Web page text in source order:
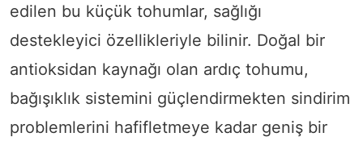
edilen bu küçük tohumlar, sağlığı
destekleyici özellikleriyle bilinir. Doğal bir
antioksidan kaynağı olan ardıç tohumu,
bağışıklık sistemini güçlendirmekten sindirim
problemlerini hafifletmeye kadar geniş bir